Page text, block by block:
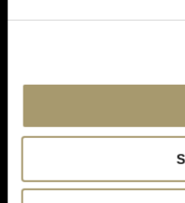
ALGEMENE